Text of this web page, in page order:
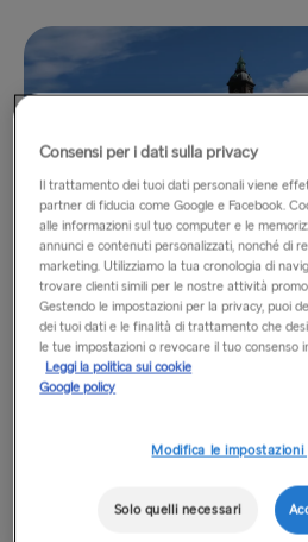
Museo d’arte di
nelle sue sale cavernose, il
città. Il museo espone opere di
come Picasso, van Gogh e
Consensi per i dati sulla privacy
Il trattamento dei tuoi dati personali viene
partner di fiducia come Google e Facebook.
alle informazioni sul tuo computer e le
annunci e contenuti personalizzati, nonché di
marketing. Utilizziamo la tua cronologia di
trovare clienti simili per le nostre attività
Gestendo le impostazioni per la privacy, puoi
dei tuoi dati e le finalità di trattamento che
le tue impostazioni o revocare il tuo consenso
Leggi la politica sui cookie
Google policy
Modifica le impostazioni
Solo quelli necessari